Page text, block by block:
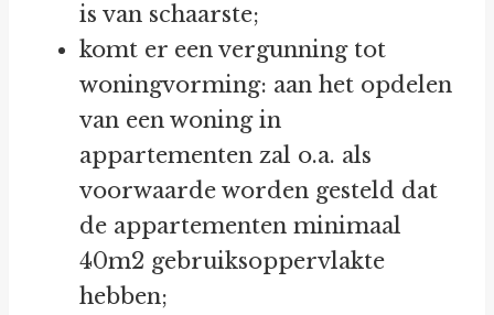
is van schaarste;
komt er een vergunning tot
woningvorming: aan het opdelen
van een woning in
appartementen zal o.a. als
voorwaarde worden gesteld dat
de appartementen minimaal
40m2 gebruiksoppervlakte
hebben;